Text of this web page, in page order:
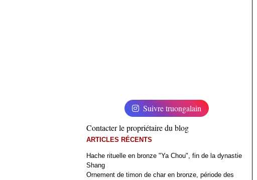
Suivre truongalain
Contacter le propriétaire du blog
ARTICLES RÉCENTS
Hache rituelle en bronze "Ya Chou", fin de la dynastie
Shang
Ornement de timon de char en bronze, période des